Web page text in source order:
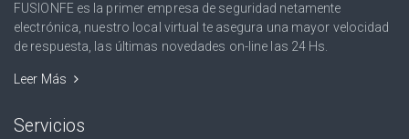
FUSIONFE es la primer empresa de seguridad netamente
electrónica, nuestro local virtual te asegura una mayor velocidad
de respuesta, las últimas novedades on-line las 24 Hs.
Leer Más
Servicios